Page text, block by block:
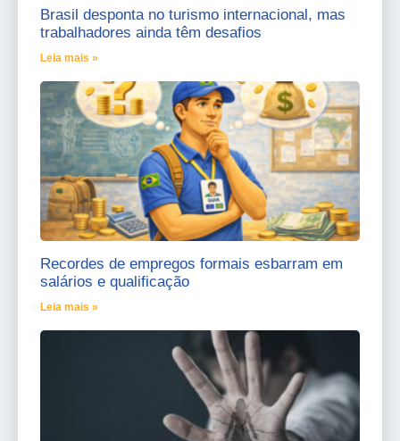
Brasil desponta no turismo internacional, mas
trabalhadores ainda têm desafios
Leia mais »
Recordes de empregos formais esbarram em
salários e qualificação
Leia mais »